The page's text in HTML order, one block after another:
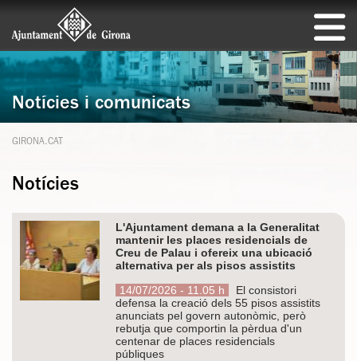
Notícies i comunicats
GIRONA.CAT
Notícies
L'Ajuntament demana a la Generalitat
mantenir les places residencials de
Creu de Palau i ofereix una ubicació
alternativa per als pisos assistits
14/07/2026 - 11.05 h
El consistori
defensa la creació dels 55 pisos assistits
anunciats pel govern autonòmic, però
rebutja que comportin la pèrdua d'un
centenar de places residencials
públiques